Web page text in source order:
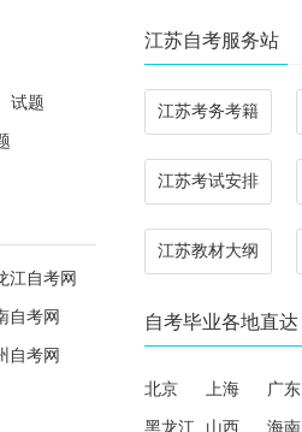
试题
江自考网
自考网
自考网
江苏自考服务站
江苏考务考籍
江苏考试安排
江苏教材大纲
自考毕业各地直达
北京 上海 广东
黑龙江 山西 海南